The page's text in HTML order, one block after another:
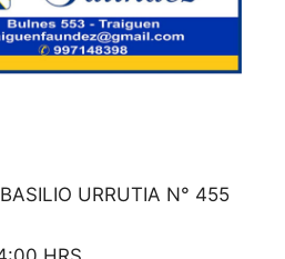
URRUTIA N° 455